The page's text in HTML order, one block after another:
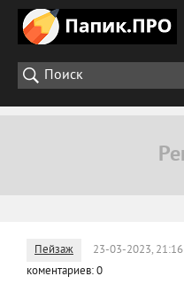
Пейзаж 23-03-2023, 21:16
коментариев: 0